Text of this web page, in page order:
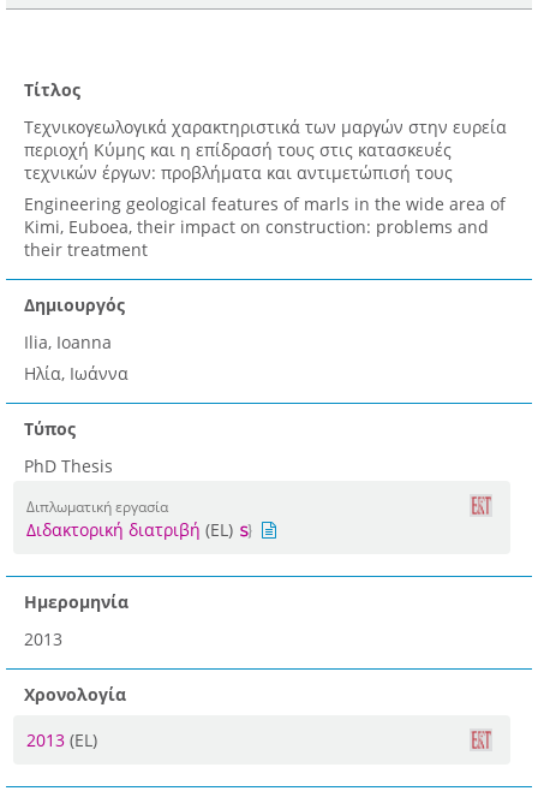
Τίτλος
Τεχνικογεωλογικά χαρακτηριστικά των μαργών στην ευρεία
περιοχή Κύμης και η επίδρασή τους στις κατασκευές
τεχνικών έργων: προβλήματα και αντιμετώπισή τους
Engineering geological features of marls in the wide area of
Kimi, Euboea, their impact on construction: problems and
their treatment
Δημιουργός
Ilia, Ioanna
Ηλία, Ιωάννα
Τύπος
PhD Thesis
Διπλωματική εργασία
Διδακτορική διατριβή (EL)
Ημερομηνία
2013
Χρονολογία
2013 (EL)